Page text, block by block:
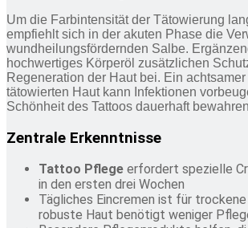
Um die Farbintensität der Tätowierung
empfiehlt sich in der akuten Phase die
wundheilungsfördernden Salbe.
hochwertiges Körperöl zusätzlichen
Regeneration der Haut bei. Ein
tätowierten Haut kann Infektionen
Schönheit des Tattoos dauerhaft
Zentrale Erkenntnisse
Tattoo Pflege erfordert spezielle
in den ersten drei Wochen
Tägliches Eincremen ist für
robuste Haut benötigt weniger